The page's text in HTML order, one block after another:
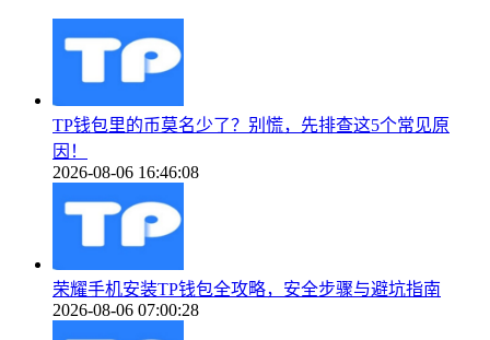
TP钱包里的币莫名少了？别慌，先排查这5个常见原
因！
2026-08-06 16:46:08
荣耀手机安装TP钱包全攻略，安全步骤与避坑指南
2026-08-06 07:00:28